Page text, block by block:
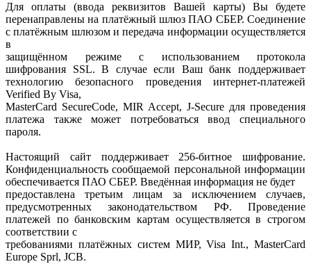
Для оплаты (ввода реквизитов Вашей карты) Вы будете
перенаправлены на платёжный шлюз ПАО СБЕР. Соединение
с платёжным шлюзом и передача информации осуществляется
в
защищённом режиме с использованием протокола
шифрования SSL. В случае если Ваш банк поддерживает
технологию безопасного проведения интернет-платежей
Verified By Visa,
MasterCard SecureCode, MIR Accept, J-Secure для проведения
платежа также может потребоваться ввод специального
пароля.
Настоящий сайт поддерживает 256-битное шифрование.
Конфиденциальность сообщаемой персональной информации
обеспечивается ПАО СБЕР. Введённая информация не будет
предоставлена третьим лицам за исключением случаев,
предусмотренных законодательством РФ. Проведение
платежей по банковским картам осуществляется в строгом
соответствии с
требованиями платёжных систем МИР, Visa Int., MasterCard
Europe Sprl, JCB.